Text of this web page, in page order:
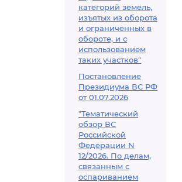
категорий земель,
изъятых из оборота
и ограниченных в
обороте, и с
использованием
таких участков"
Постановление
Президиума ВС РФ
от 01.07.2026
"Тематический
обзор ВС
Российской
Федерации N
12/2026. По делам,
связанным с
оспариванием